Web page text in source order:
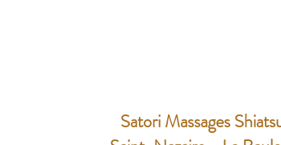
Satori Massages